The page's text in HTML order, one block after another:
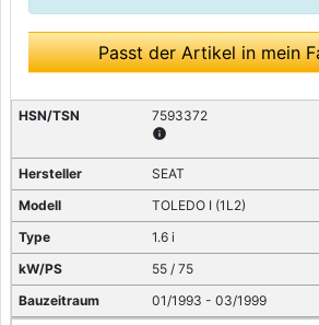
Passt der Artikel in mein
7593372
info
SEAT
TOLEDO I (1L2)
1.6 i
55 / 75
01/1993 - 03/1999